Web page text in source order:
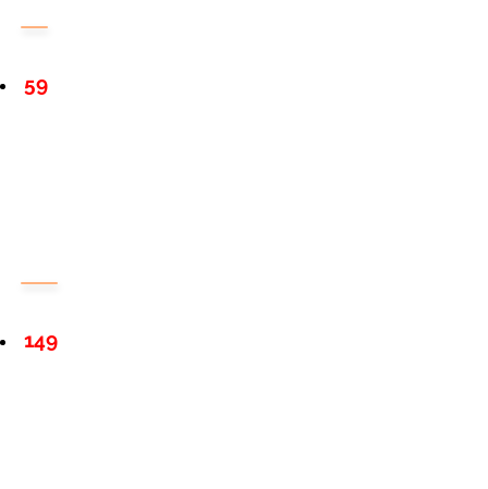
59
149